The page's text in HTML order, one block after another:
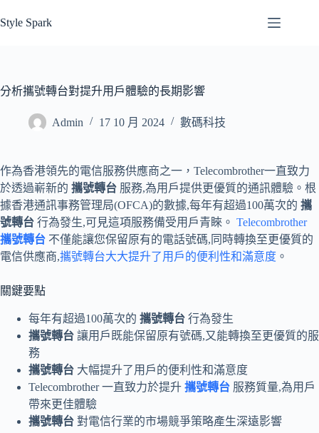
至
容
Style Spark
分析攜號轉台對提升用戶體驗的長期影響
Admin 17 10 月 2024 數碼科技
作為香港領先的電信服務供應商之一，Telecombrother一直致力
於透過嶄新的 攜號轉台 服務,為用戶提供更優質的通訊體驗。根
據香港通訊事務管理局(OFCA)的數據,每年有超過100萬次的 攜
號轉台 行為發生,可見這項服務備受用戶青睞。 Telecombrother
攜號轉台 不僅能讓您保留原有的電話號碼,同時轉換至更優質的
電信供應商,攜號轉台大大提升了用戶的便利性和滿意度 。
關鍵要點
每年有超過100萬次的 攜號轉台 行為發生
攜號轉台 讓用戶既能保留原有號碼,又能轉換至更優質的服
務
攜號轉台 大幅提升了用戶的便利性和滿意度
Telecombrother 一直致力於提升 攜號轉台 服務質量,為用戶
帶來更佳體驗
攜號轉台 對電信行業的市場競爭策略產生深遠影響